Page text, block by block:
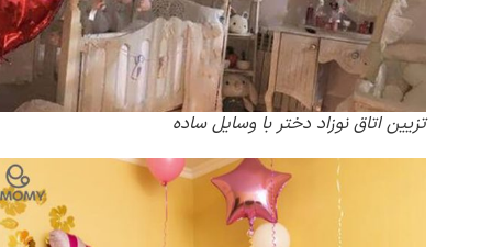
تزیین اتاق نوزاد دختر با وسایل ساده